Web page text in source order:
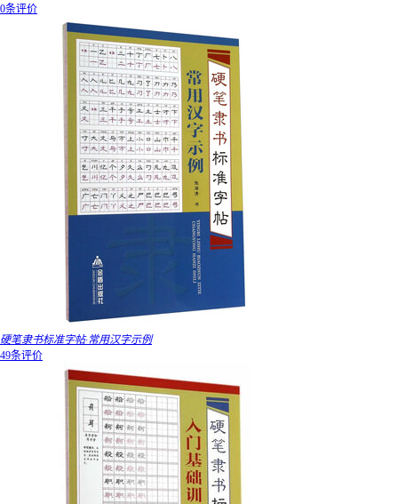
0条评价
硬笔隶书标准字帖·常用汉字示例
49条评价